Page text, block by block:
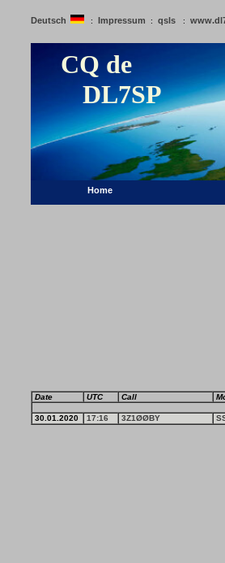
Deutsch : Impressum : qsls :
CQ de
DL7SP
Home
Date UTC Call
30.01.2020 17:16 3Z1ØØBY